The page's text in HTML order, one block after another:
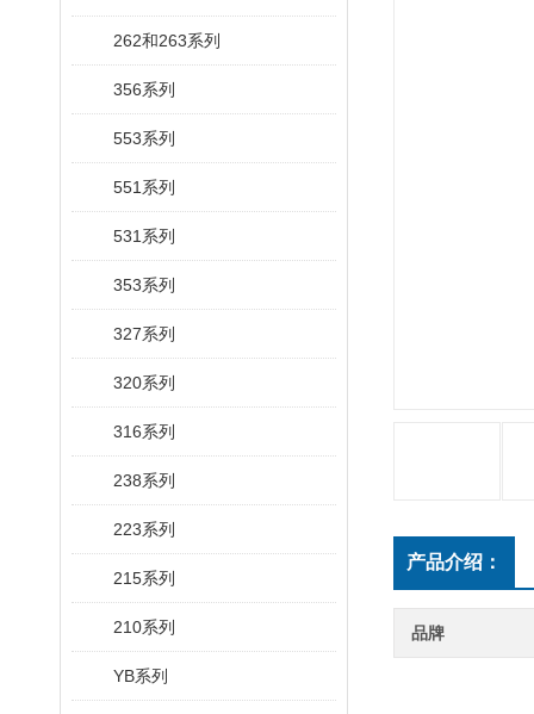
262和263系列
356系列
553系列
551系列
531系列
353系列
327系列
320系列
316系列
238系列
223系列
215系列
210系列
YB系列
产品介绍：
品牌